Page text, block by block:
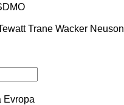
Trane Wacker Neuson
Evropa